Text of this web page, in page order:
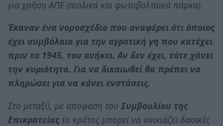
για χρήση ΑΠΕ (αιολικά και φωτοβολταϊκά πάρκα).
Έκαναν ένα νομοσχέδιο που αναφέρει ότι όποιος
έχει συμβόλαια για την αγροτική γη που κατέχει
πριν το 1945, του ανήκει. Αν δεν έχει, τότε χάνει
την κυριότητα. Για να δικαιωθεί θα πρέπει να
πληρώσει για να κάνει ενστάσεις.
Στο μεταξύ, με απόφαση του Συμβουλίου της
Επικρατείας το κράτος μπορεί να νοικιάζει δασικές